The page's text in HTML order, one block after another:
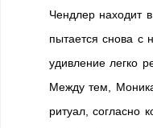
Чендлер находит
пытается снова с
удивление легко
Между тем,
ритуал, согласно